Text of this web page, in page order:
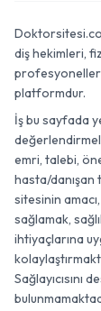
diş hekimleri,
profesyonelleri
platformdur.
İş bu sayfada
emri, talebi,
hasta/danışan
sitesinin
sağlamak,
ihtiyaçlarına